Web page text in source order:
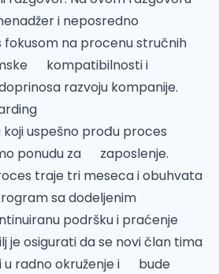
i neposredno
na procenu stručnih
kompatibilnosti i
razvoju kompanije.
uspešno prođu proces
ponudu za zaposlenje.
traje tri meseca i obuhvata
sa dodeljenim
podršku i praćenje
osigurati da se novi član tima
u radno okruženje i bude